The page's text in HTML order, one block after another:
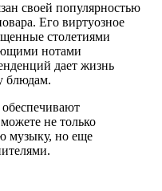
своей популярностью
. Его виртуозное
столетиями
нотами
дает жизнь
блюдам.
не только
музыку, но еще